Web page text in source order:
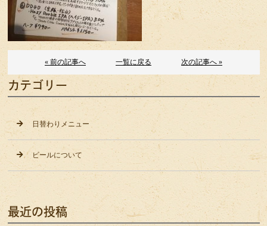
« 前の記事へ 一覧に戻る 次の記事へ »
カテゴリー
日替わりメニュー
ビールについて
最近の投稿